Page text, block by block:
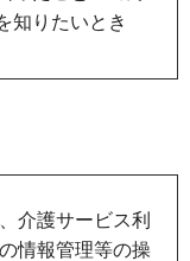
知りたいとき
介護サービス利
情報管理等の操